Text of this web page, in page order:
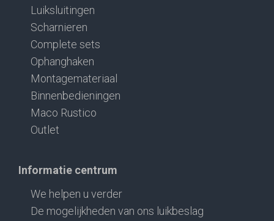
Luiksluitingen
Scharnieren
Complete sets
Ophanghaken
Montagemateriaal
Binnenbedieningen
Maco Rustico
Outlet
Informatie centrum
We helpen u verder
De mogelijkheden van ons luikbeslag